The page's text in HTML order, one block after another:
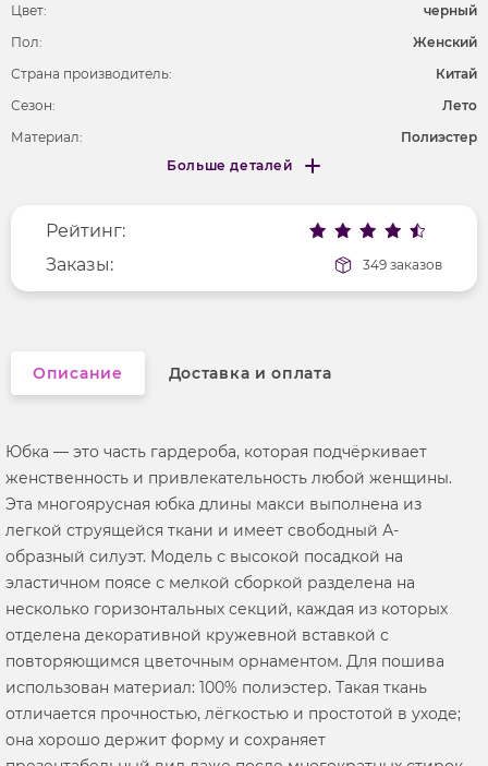
Цвет:
черный
Пол:
Женский
Страна производитель:
Китай
Сезон:
Лето
Материал:
Полиэстер
Фактура материала
текстильный
Больше деталей
Меньше деталей
Рейтинг:
Заказы:
349 заказов
Описание Доставка и оплата
Юбка — это часть гардероба, которая подчёркивает
женственность и привлекательность любой женщины.
Эта многоярусная юбка длины макси выполнена из
легкой струящейся ткани и имеет свободный А-
образный силуэт. Модель с высокой посадкой на
эластичном поясе с мелкой сборкой разделена на
несколько горизонтальных секций, каждая из которых
отделена декоративной кружевной вставкой с
повторяющимся цветочным орнаментом. Для пошива
использован материал: 100% полиэстер. Такая ткань
отличается прочностью, лёгкостью и простотой в уходе;
она хорошо держит форму и сохраняет